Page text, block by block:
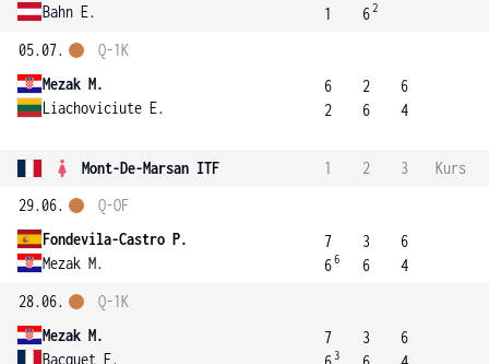
Bahn E.
1
62
05.07.
Mezak M.
Liachoviciute E.
Q-1K
6
2
2
6
6
4
Mont-De-Marsan ITF 1 2 3
Kurs
29.06.
Fondevila-Castro P.
Mezak M.
Q-OF
7
66
3
6
6
4
28.06.
Mezak M.
Bacquet E.
Q-1K
7
3
3
6